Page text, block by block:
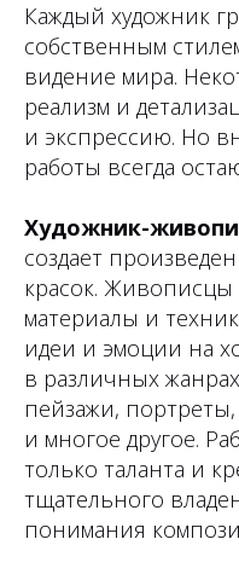
Каждый художник
собственным
видение мира.
реализм и
и экспрессию. Но
работы всегда
Художник-
создает
красок.
материалы и
идеи и эмоции на
в различных
пейзажи,
и многое другое.
только таланта и
тщательного
понимания